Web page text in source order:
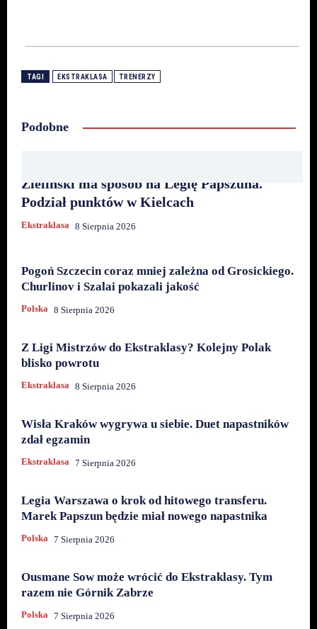
TAGI EKSTRAKLASA TRENERZY
Podobne
Zieliński ma sposób na Legię Papszuna.
Podział punktów w Kielcach
Ekstraklasa 8 Sierpnia 2026
Pogoń Szczecin coraz mniej zależna od Grosickiego.
Churlinov i Szalai pokazali jakość
Polska 8 Sierpnia 2026
Z Ligi Mistrzów do Ekstraklasy? Kolejny Polak
blisko powrotu
Ekstraklasa 8 Sierpnia 2026
Wisła Kraków wygrywa u siebie. Duet napastników
zdał egzamin
Ekstraklasa 7 Sierpnia 2026
Legia Warszawa o krok od hitowego transferu.
Marek Papszun będzie miał nowego napastnika
Polska 7 Sierpnia 2026
Ousmane Sow może wrócić do Ekstraklasy. Tym
razem nie Górnik Zabrze
Polska 7 Sierpnia 2026